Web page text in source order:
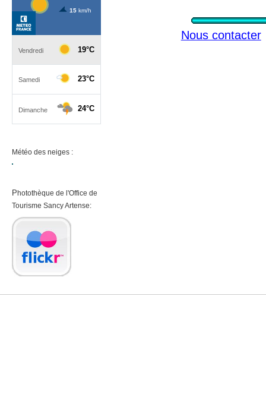
Météo des neiges :
Photothèque de l'Office de
Tourisme Sancy Artense:
Nous contacter